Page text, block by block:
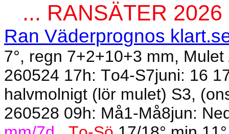
... RANSÄTER 2026
Ran Väderprognos
7°, regn 7+2+10+3 mm,
260524 17h: To4-S7juni: 16
halvmolnigt (lör mulet) S3,
260528 09h: Må1-Må8jun: